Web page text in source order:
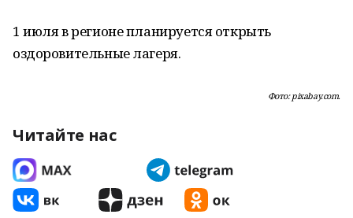
1 июля в регионе планируется открыть
оздоровительные лагеря.
Фото: pixabay.com.
Читайте нас